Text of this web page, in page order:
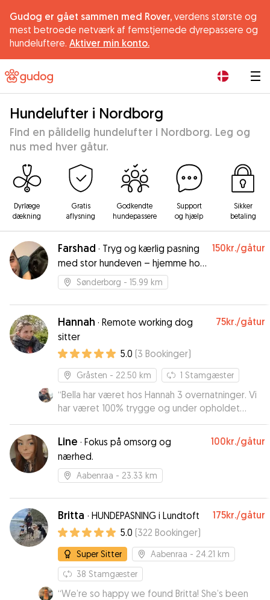
Gudog er gået sammen med Rover, verdens største og
mest betroede netværk af femstjernede dyrepassere og
hundeluftere. Aktiver min konto.
Hundelufter i Nordborg
Find en pålidelig hundelufter i Nordborg. Leg og
nus med hver gåtur.
Dyrlæge
dækning
Gratis
aflysning
Godkendte
hundepassere
Support
og hjælp
Sikker
betaling
Farshad · Tryg og kærlig pasning
med stor hundeven – hjemme hos
os 🐾
150kr./gåtur
Sønderborg - 15.99 km
Hannah · Remote working dog
sitter
75kr./gåtur
5.0 (3 Bookinger)
Gråsten - 22.50 km 1 Stamgæster
“Bella har været hos Hannah 3 overnatninger. Vi
har været 100% trygge og under opholdet
modtog vi flere dejlige opdateringer med
billeder og tekst. Bella kommer helt sikkert til
Hannah igen ⭐️⭐️⭐️⭐️⭐️”
Line · Fokus på omsorg og
nærhed.
100kr./gåtur
Aabenraa - 23.33 km
Britta · HUNDEPASNING i Lundtoft 175kr./gåtur
5.0 (322 Bookinger)
Super Sitter Aabenraa - 24.21 km
38 Stamgæster
“We’re so happy we found Britta! She’s been